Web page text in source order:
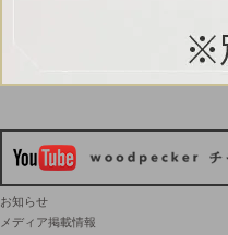
お知らせ
メディア掲載情報